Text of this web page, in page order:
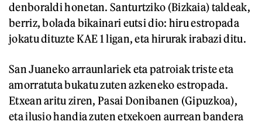
denboraldi honetan. Santurtziko (Bizkaia) taldeak,
berriz, bolada bikainari eutsi dio: hiru estropada
jokatu dituzte KAE 1 ligan, eta hirurak irabazi ditu.
San Juaneko arraunlariek eta patroiak triste eta
amorratuta bukatu zuten azkeneko estropada.
Etxean aritu ziren, Pasai Donibanen (Gipuzkoa),
eta ilusio handia zuten etxekoen aurrean bandera